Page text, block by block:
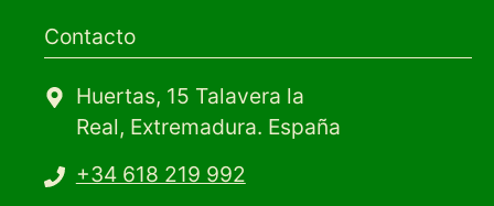
Contacto
Huertas, 15 Talavera la
Real, Extremadura. España
+34 618 219 992